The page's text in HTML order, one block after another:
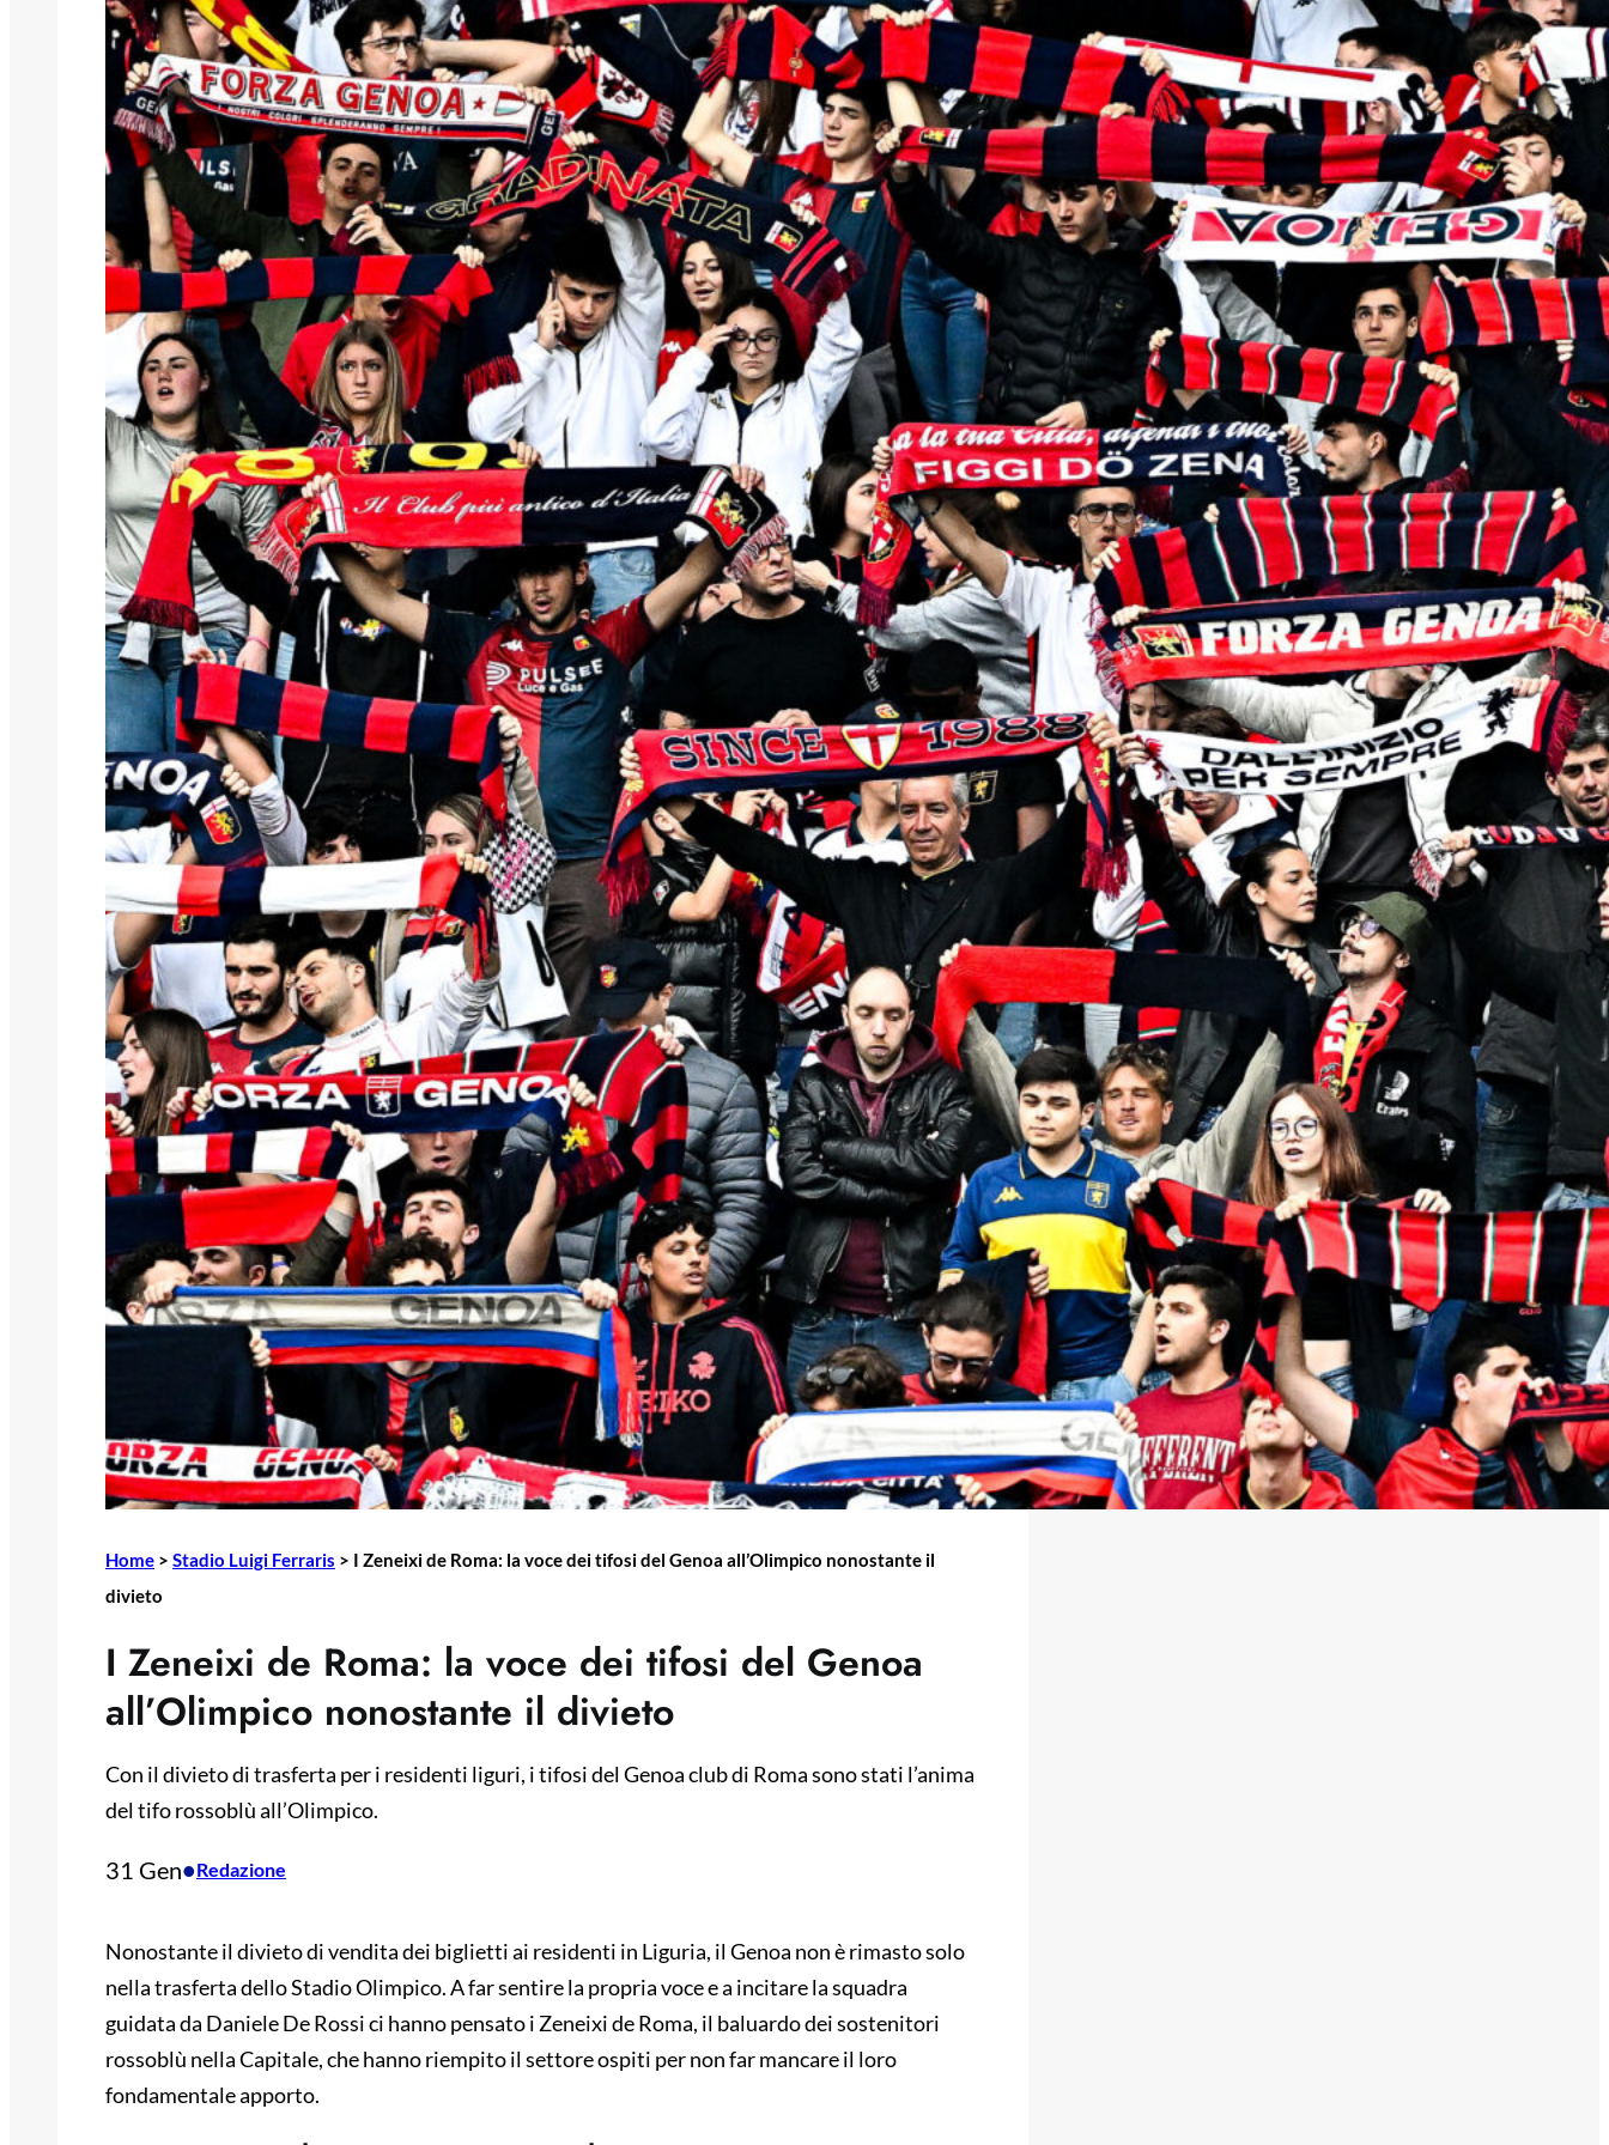
Home > Stadio Luigi Ferraris > I Zeneixi de Roma: la voce dei tifosi del Genoa all’Olimpico nonostante il
divieto
I Zeneixi de Roma: la voce dei tifosi del Genoa
all’Olimpico nonostante il divieto
Con il divieto di trasferta per i residenti liguri, i tifosi del Genoa club di Roma sono stati l’anima
del tifo rossoblù all’Olimpico.
31 Gen•Redazione
Nonostante il divieto di vendita dei biglietti ai residenti in Liguria, il Genoa non è rimasto solo
nella trasferta dello Stadio Olimpico. A far sentire la propria voce e a incitare la squadra
guidata da Daniele De Rossi ci hanno pensato i Zeneixi de Roma, il baluardo dei sostenitori
rossoblù nella Capitale, che hanno riempito il settore ospiti per non far mancare il loro
fondamentale apporto.
Ostiamare, Alberto De Rossi è il
nuovo presidente: Daniele mantiene
la proprietà del club
6 Agosto 2026
Genoa, condanna del Tribunale:
dovrà pagare 8 milioni di euro a
Preziosi
6 Agosto 2026